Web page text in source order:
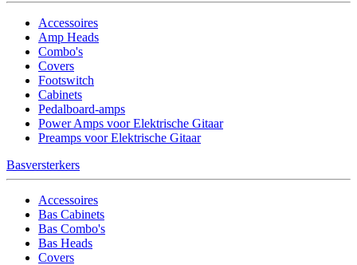
Accessoires
Amp Heads
Combo's
Covers
Footswitch
Cabinets
Pedalboard-amps
Power Amps voor Elektrische Gitaar
Preamps voor Elektrische Gitaar
Basversterkers
Accessoires
Bas Cabinets
Bas Combo's
Bas Heads
Covers